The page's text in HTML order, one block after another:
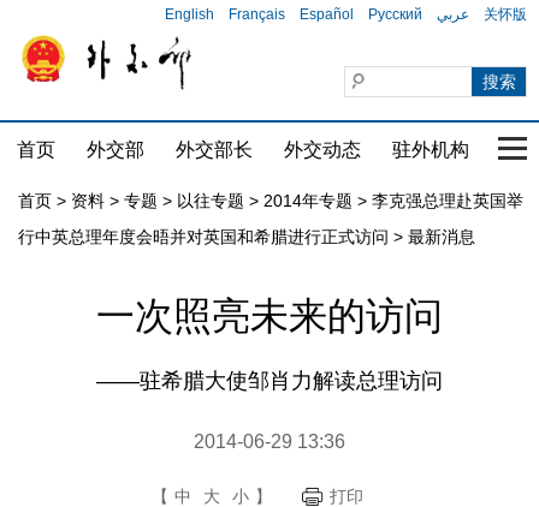
English Français Español Русский عربي 关怀版
首页 外交部 外交部长 外交动态 驻外机构 国
首页 > 资料 > 专题 > 以往专题 > 2014年专题 > 李克强总理赴英国举
行中英总理年度会晤并对英国和希腊进行正式访问 > 最新消息
一次照亮未来的访问
——驻希腊大使邹肖力解读总理访问
2014-06-29 13:36
【 中 大 小 】 打印